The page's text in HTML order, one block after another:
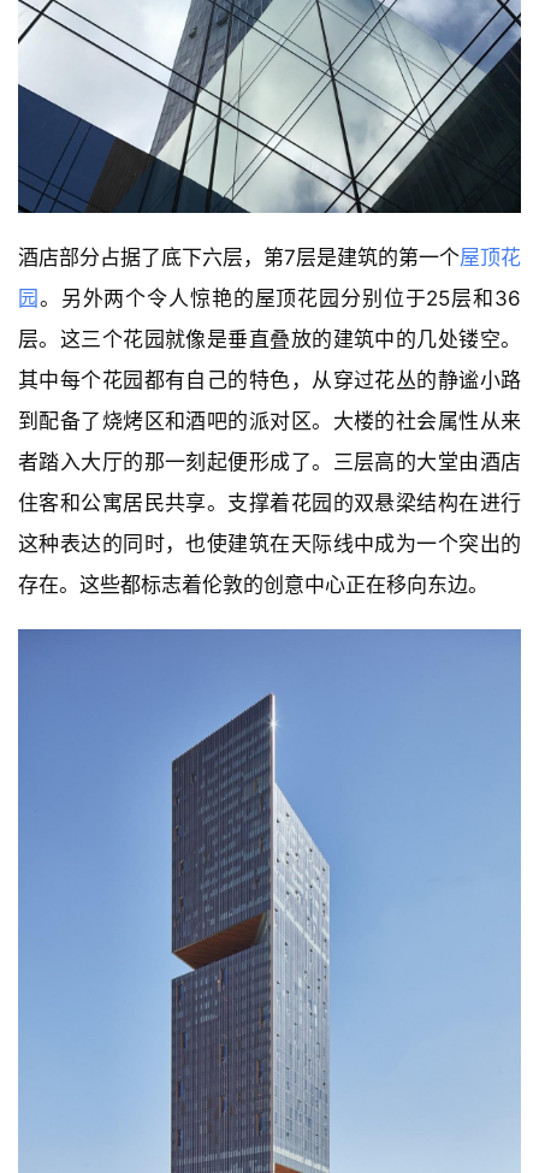
酒店部分占据了底下六层，第7层是建筑的第一个屋顶花
园。另外两个令人惊艳的屋顶花园分别位于25层和36
层。这三个花园就像是垂直叠放的建筑中的几处镂空。
其中每个花园都有自己的特色，从穿过花丛的静谧小路
到配备了烧烤区和酒吧的派对区。大楼的社会属性从来
者踏入大厅的那一刻起便形成了。三层高的大堂由酒店
住客和公寓居民共享。支撑着花园的双悬梁结构在进行
这种表达的同时，也使建筑在天际线中成为一个突出的
存在。这些都标志着伦敦的创意中心正在移向东边。